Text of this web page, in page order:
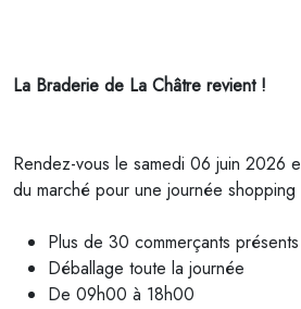
La Braderie de La Châtre revient !
Rendez-vous le samedi 06 juin 2026
du marché pour une journée
Plus de 30 commerçants présents
Déballage toute la journée
De 09h00 à 18h00